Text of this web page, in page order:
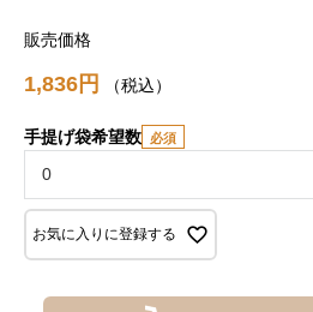
販売価格
1,836 税込
手提げ袋希望数
お気に入りに登録する